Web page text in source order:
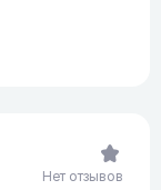
Нет отзывов